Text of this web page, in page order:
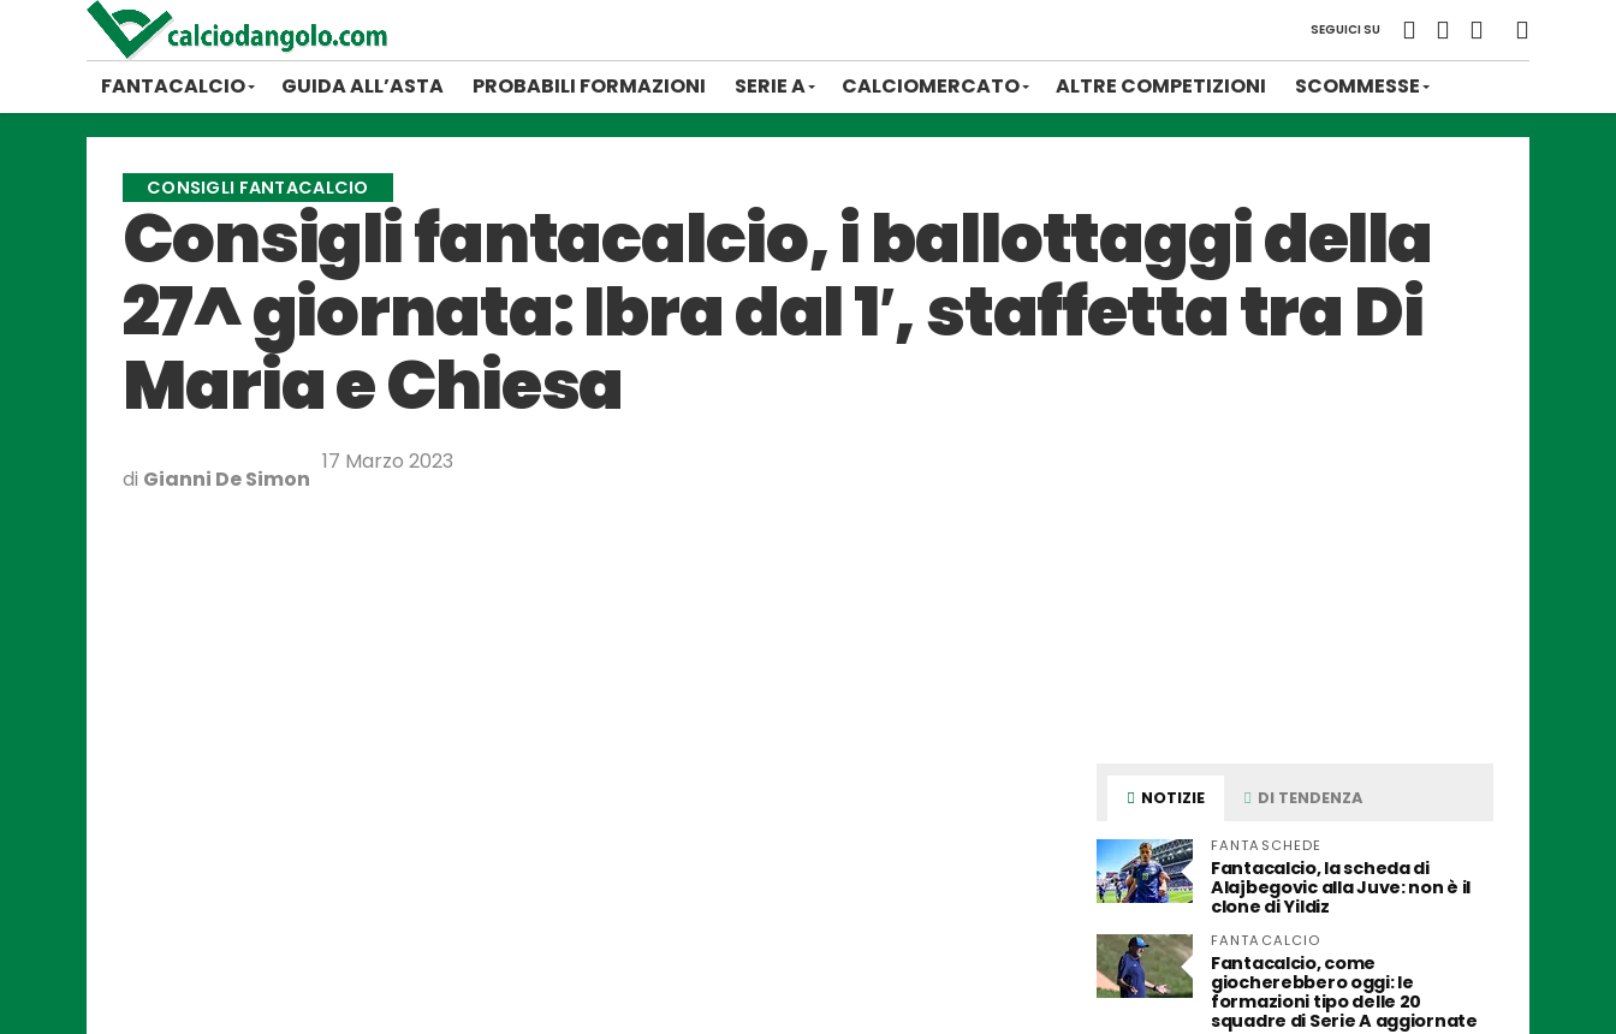
SEGUICI SU
FANTACALCIO GUIDA ALL’ASTA PROBABILI FORMAZIONI SERIE A CALCIOMERCATO ALTRE COMPETIZIONI SCOMMESSE
CONSIGLI FANTACALCIO
Consigli fantacalcio, i ballottaggi della
27^ giornata: Ibra dal 1′, staffetta tra Di
Maria e Chiesa
di Gianni De Simon
17 Marzo 2023
NOTIZIE DI TENDENZA
FANTASCHEDE
Fantacalcio, la scheda di
Alajbegovic alla Juve: non è il
clone di Yildiz
FANTACALCIO
Fantacalcio, come
giocherebbero oggi: le
formazioni tipo delle 20
squadre di Serie A aggiornate